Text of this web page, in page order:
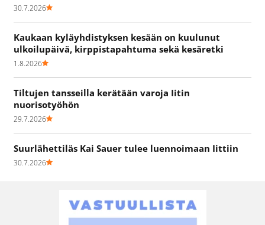
30.7.2026
Kaukaan kyläyhdistyksen kesään on kuulunut
ulkoilupäivä, kirppistapahtuma sekä kesäretki
1.8.2026
Tiltujen tansseilla kerätään varoja Iitin
nuorisotyöhön
29.7.2026
Suurlähettiläs Kai Sauer tulee luennoimaan Iittiin
30.7.2026